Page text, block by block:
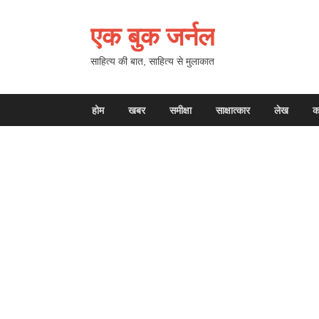
एक बुक जर्नल
साहित्य की बात, साहित्य से मुलाकात
होम खबर समीक्षा साक्षात्कार लेख